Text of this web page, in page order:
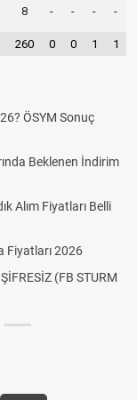
8 - - - -
260 0 0 1 1
ÖSYM Sonuç
Beklenen İndirim
Alım Fiyatları Belli
Fiyatları 2026
(FB STURM